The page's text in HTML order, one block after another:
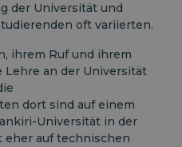
der Universität und
oft variierten.
ihrem Ruf und ihrem
Lehre an der Universität
dort sind auf einem
Universität in der
eher auf technischen